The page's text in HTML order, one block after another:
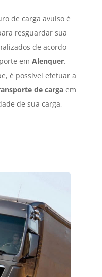
de carga avulso é
resguardar sua
de acordo
em Alenquer.
é possível efetuar a
de cargaem
de sua carga,